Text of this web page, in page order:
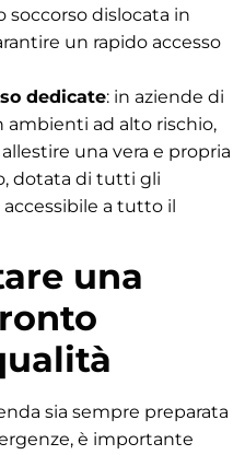
soccorso dislocata in
un rapido accesso
dedicate: in aziende di
ambienti ad alto rischio,
una vera e propria
dotata di tutti gli
a tutto il
una
sia sempre preparata
è importante